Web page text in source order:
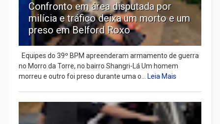
Confronto em área disputada por
milícia e tráfico deixa um morto e um
preso em Belford Roxo
Equipes do 39º BPM apreenderam armamento de guerra
no Morro da Torre, no bairro Shangri-Lá Um homem
morreu e outro foi preso durante uma o...
Leia Mais